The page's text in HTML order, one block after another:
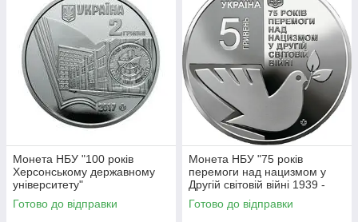
Монета НБУ "100 років
Херсонському державному
університету"
Готово до відправки
Монета НБУ "75 років
перемоги над нацизмом у
Другій світовій війні 1939 -
1945 років"
Готово до відправки